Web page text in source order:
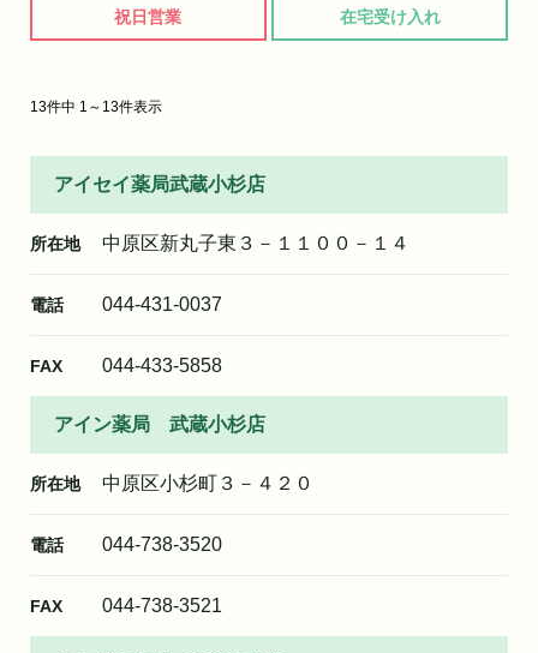
祝日営業 在宅受け入れ
13件中 1～13件表示
アイセイ薬局武蔵小杉店
所在地 中原区新丸子東３－１１００－１４
電話 044-431-0037
FAX 044-433-5858
アイン薬局 武蔵小杉店
所在地 中原区小杉町３－４２０
電話 044-738-3520
FAX 044-738-3521